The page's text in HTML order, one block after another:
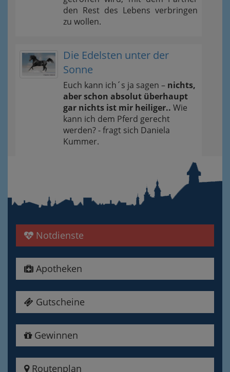
den Rest des Lebens verbringen
zu wollen.
Die Edelsten unter der
Sonne
Euch kann ich´s ja sagen – nichts,
aber schon absolut überhaupt
gar nichts ist mir heiliger.. Wie
kann ich dem Pferd gerecht
werden? - fragt sich Daniela
Kummer.
Notdienste
Apotheken
Gutscheine
Gewinnen
Routenplan